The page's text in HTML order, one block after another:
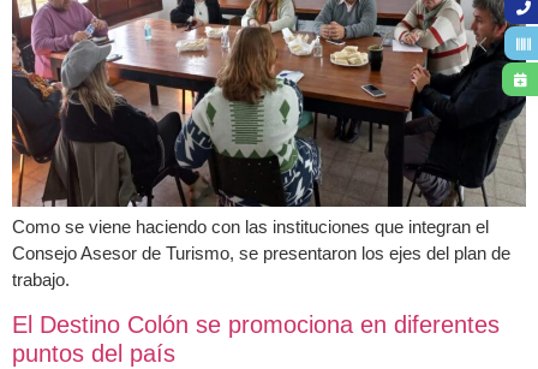
Como se viene haciendo con las instituciones que integran el
Consejo Asesor de Turismo, se presentaron los ejes del plan de
trabajo.
El Destino Colón se promociona en diferentes
puntos del país